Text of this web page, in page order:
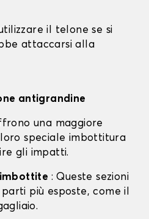
il telone se si
attaccarsi alla
antigrandine
una maggiore
speciale imbottitura
gli impatti.
: Queste sezioni
più esposte, come il